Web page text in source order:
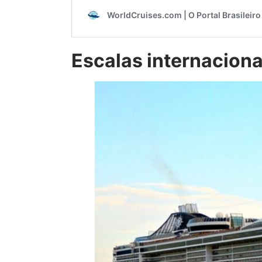
Escalas